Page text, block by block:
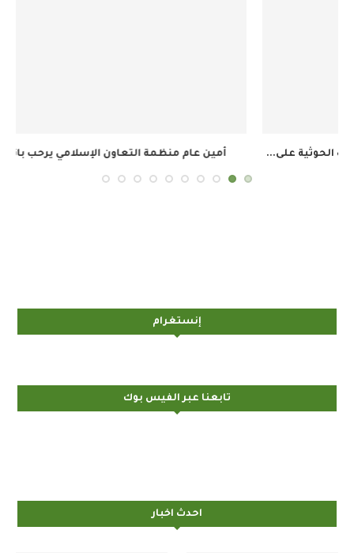
أمين عام منظمة التعاون الإسلامي يرحب باتفاق مكة...
إنستغرام
تابعنا عبر الفيس بوك
احدث اخبار